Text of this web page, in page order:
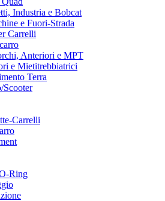
Industria e Bobcat
e Fuori-Strada
Carrelli
Anteriori e MPT
e Mietitrebbiatrici
Terra
Scooter
Carrelli
Ring